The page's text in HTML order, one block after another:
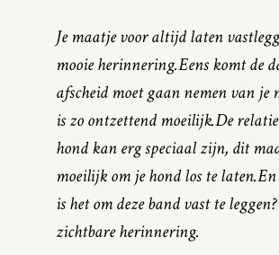
Je maatje voor altijd laten
mooie herinnering.Eens komt de
afscheid moet gaan nemen van je
is zo ontzettend moeilijk.De
hond kan erg speciaal zijn, dit
moeilijk om je hond los te laten.En
is het om deze band vast te
zichtbare herinnering.